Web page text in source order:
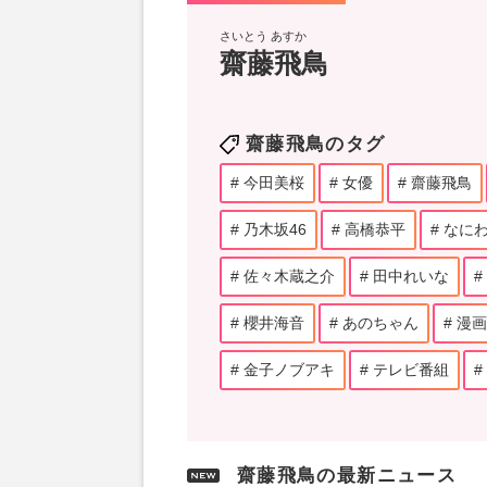
さいとう あすか
齋藤飛鳥
齋藤飛鳥のタグ
今田美桜 女優 齋藤飛鳥
乃木坂46 高橋恭平 なに
佐々木蔵之介 田中れいな
櫻井海音 あのちゃん 漫画
金子ノブアキ テレビ番組
齋藤飛鳥の最新ニュース